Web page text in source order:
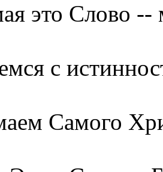
это Слово --
с
Самого